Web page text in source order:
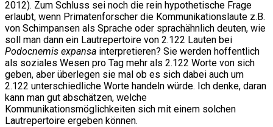
2012). Zum Schluss sei noch die rein hypothetische Frage
erlaubt, wenn Primatenforscher die Kommunikationslaute z.B.
von Schimpansen als Sprache oder sprachähnlich deuten, wie
soll man dann ein Lautrepertoire von 2.122 Lauten bei
Podocnemis expansa interpretieren? Sie werden hoffentlich
als soziales Wesen pro Tag mehr als 2.122 Worte von sich
geben, aber überlegen sie mal ob es sich dabei auch um
2.122 unterschiedliche Worte handeln würde. Ich denke, daran
kann man gut abschätzen, welche
Kommunikationsmöglichkeiten sich mit einem solchen
Lautrepertoire ergeben können.